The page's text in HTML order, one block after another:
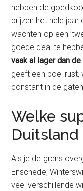
hebben de
prijzen het hele
wachten op een
goede deal te
vaak al lager dan de
geeft een boel
constant in de
Welke
Als je de grens
Enschede,
veel verschillende